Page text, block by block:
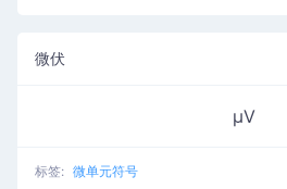
微伏
µV
标签: 微单元符号